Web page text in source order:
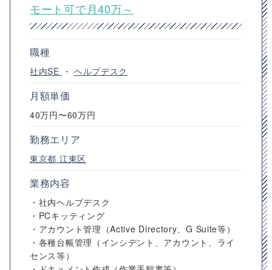
モート可で月40万～
職種
社内SE ・ ヘルプデスク
月額単価
40万円〜60万円
勤務エリア
東京都 江東区
業務内容
・社内ヘルプデスク
・PCキッティング
・アカウント管理（Active Directory、G Suite等）
・各種台帳管理（インシデント、アカウント、ライ
センス等）